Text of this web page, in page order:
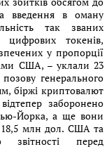
в оману
так званих
цифрових токенів,
у пропорції
США, – уклали 23
генерального
біржі криптовалют
заборонено
Йорка, а ще вони
18,5 млн дол. США та
звітності перед